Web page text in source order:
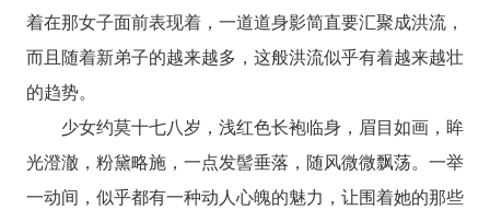
着在那女子面前表现着，一道道身影简直要汇聚成洪流，
而且随着新弟子的越来越多，这般洪流似乎有着越来越壮
的趋势。
少女约莫十七八岁，浅红色长袍临身，眉目如画，眸
光澄澈，粉黛略施，一点发髻垂落，随风微微飘荡。一举
一动间，似乎都有一种动人心魄的魅力，让围着她的那些